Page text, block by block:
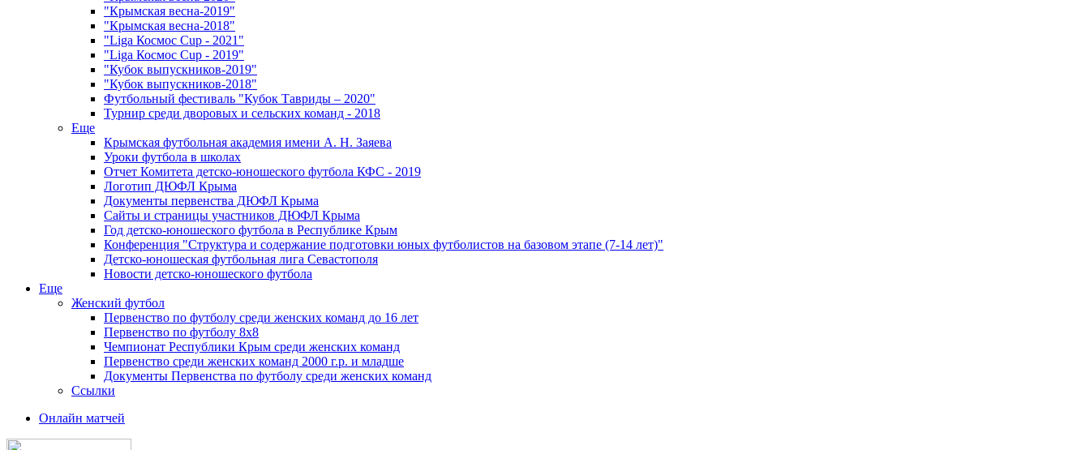
"Крымская весна-2019"
"Крымская весна-2018"
"Liga Космос Cup - 2021"
"Liga Космос Cup - 2019"
"Кубок выпускников-2019"
"Кубок выпускников-2018"
Футбольный фестиваль "Кубок Тавриды – 2020"
Турнир среди дворовых и сельских команд - 2018
Еще
Крымская футбольная академия имени А. Н. Заяева
Уроки футбола в школах
Отчет Комитета детско-юношеского футбола КФС - 2019
Логотип ДЮФЛ Крыма
Документы первенства ДЮФЛ Крыма
Сайты и страницы участников ДЮФЛ Крыма
Год детско-юношеского футбола в Республике Крым
Конференция "Структура и содержание подготовки юных футболистов на базовом этапе (7-14 лет)"
Детско-юношеская футбольная лига Севастополя
Новости детско-юношеского футбола
Еще
Женский футбол
Первенство по футболу среди женских команд до 16 лет
Первенство по футболу 8х8
Чемпионат Республики Крым среди женских команд
Первенство среди женских команд 2000 г.р. и младше
Документы Первенства по футболу среди женских команд
Ссылки
Онлайн матчей